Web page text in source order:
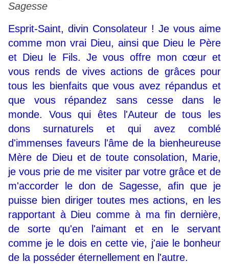
Sagesse
Esprit-Saint, divin Consolateur ! Je vous aime
comme mon vrai Dieu, ainsi que Dieu le Père
et Dieu le Fils. Je vous offre mon cœur et
vous rends de vives actions de grâces pour
tous les bienfaits que vous avez répandus et
que vous répandez sans cesse dans le
monde. Vous qui êtes l'Auteur de tous les
dons surnaturels et qui avez comblé
d'immenses faveurs l'âme de la bienheureuse
Mère de Dieu et de toute consolation, Marie,
je vous prie de me visiter par votre grâce et de
m'accorder le don de Sagesse, afin que je
puisse bien diriger toutes mes actions, en les
rapportant à Dieu comme à ma fin dernière,
de sorte qu'en l'aimant et en le servant
comme je le dois en cette vie, j'aie le bonheur
de la posséder éternellement en l'autre.